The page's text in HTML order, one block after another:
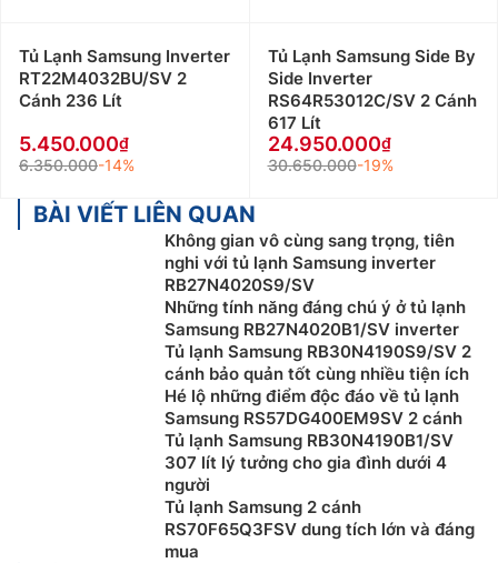
Tủ Lạnh Samsung Inverter
RT22M4032BU/SV 2
Cánh 236 Lít
5.450.000
6.350.000-14%
Tủ Lạnh Samsung Side By
Side Inverter
RS64R53012C/SV 2 Cánh
617 Lít
24.950.000
30.650.000-19%
BÀI VIẾT LIÊN QUAN
Không gian vô cùng sang trọng, tiên
nghi với tủ lạnh Samsung inverter
RB27N4020S9/SV
Những tính năng đáng chú ý ở tủ lạnh
Samsung RB27N4020B1/SV inverter
Tủ lạnh Samsung RB30N4190S9/SV 2
cánh bảo quản tốt cùng nhiều tiện ích
Hé lộ những điểm độc đáo về tủ lạnh
Samsung RS57DG400EM9SV 2 cánh
Tủ lạnh Samsung RB30N4190B1/SV
307 lít lý tưởng cho gia đình dưới 4
người
Tủ lạnh Samsung 2 cánh
RS70F65Q3FSV dung tích lớn và đáng
mua